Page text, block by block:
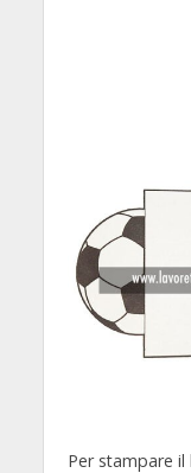
Per stampare